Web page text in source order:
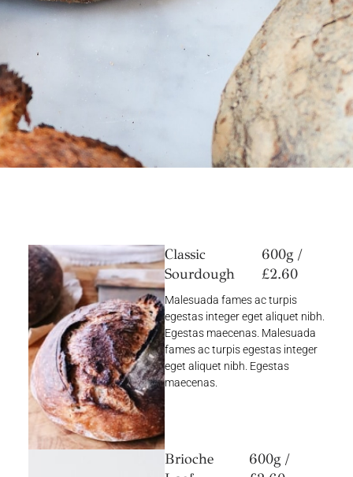
Classic
Sourdough
600g /
£2.60
Malesuada fames ac turpis
egestas integer eget aliquet nibh.
Egestas maecenas. Malesuada
fames ac turpis egestas integer
eget aliquet nibh. Egestas
maecenas.
Brioche
600g /